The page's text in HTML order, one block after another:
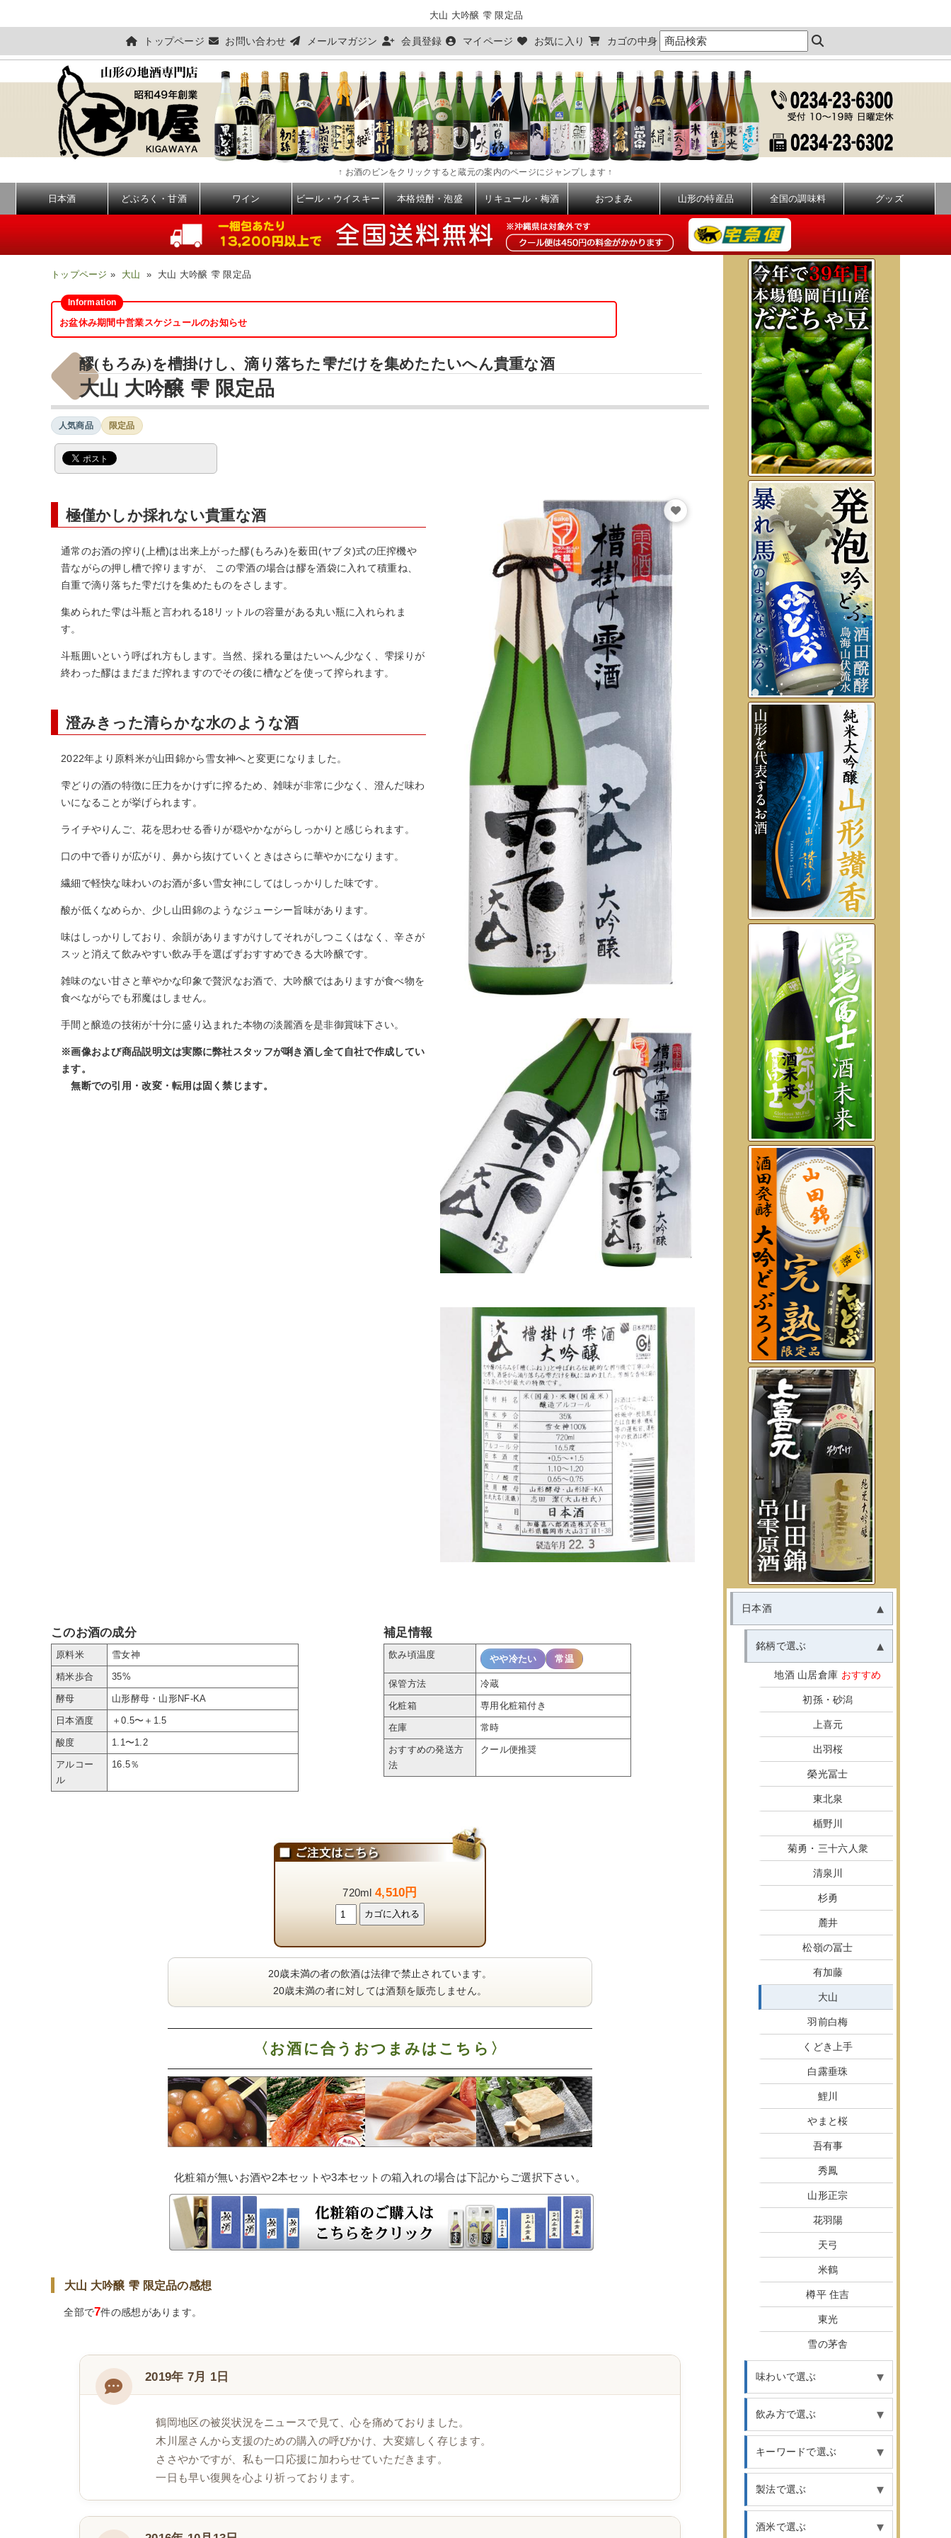
大山 大吟醸 雫 限定品
トップページ お問い合わせ メールマガジン 会員登録 マイページ お気に入り カゴの中身
↑ お酒のビンをクリックすると蔵元の案内のページにジャンプします ↑
日本酒 どぶろく・甘酒 ワイン ビール・ウイスキー 本格焼酎・泡盛 リキュール・梅酒 おつまみ 山形の特産品 全国の調味料 グッズ
トップページ » 大山 » 大山 大吟醸 雫 限定品
お盆休み期間中営業スケジュールのお知らせ
醪(もろみ)を槽掛けし、滴り落ちた雫だけを集めたたいへん貴重な酒
大山 大吟醸 雫 限定品
人気商品 限定品
極僅かしか採れない貴重な酒
通常のお酒の搾り(上槽)は出来上がった醪(もろみ)を薮田(ヤブタ)式の圧搾機や
昔ながらの押し槽で搾りますが、 この雫酒の場合は醪を酒袋に入れて積重ね、
自重で滴り落ちた雫だけを集めたものをさします。
集められた雫は斗瓶と言われる18リットルの容量がある丸い瓶に入れられま
す。
斗瓶囲いという呼ばれ方もします。当然、採れる量はたいへん少なく、雫採りが
終わった醪はまだまだ搾れますのでその後に槽などを使って搾られます。
澄みきった清らかな水のような酒
2022年より原料米が山田錦から雪女神へと変更になりました。
雫どりの酒の特徴に圧力をかけずに搾るため、雑味が非常に少なく、澄んだ味わ
いになることが挙げられます。
ライチやりんご、花を思わせる香りが穏やかながらしっかりと感じられます。
口の中で香りが広がり、鼻から抜けていくときはさらに華やかになります。
繊細で軽快な味わいのお酒が多い雪女神にしてはしっかりした味です。
酸が低くなめらか、少し山田錦のようなジューシー旨味があります。
味はしっかりしており、余韻がありますがけしてそれがしつこくはなく、辛さが
スッと消えて飲みやすい飲み手を選ばずおすすめできる大吟醸です。
雑味のない甘さと華やかな印象で贅沢なお酒で、大吟醸ではありますが食べ物を
食べながらでも邪魔はしません。
手間と醸造の技術が十分に盛り込まれた本物の淡麗酒を是非御賞味下さい。
※画像および商品説明文は実際に弊社スタッフが唎き酒し全て自社で作成してい
ます。
無断での引用・改変・転用は固く禁じます。
このお酒の成分
原料米 雪女神
精米歩合 35%
酵母 山形酵母・山形NF-KA
日本酒度 ＋0.5〜＋1.5
酸度 1.1〜1.2
アルコー
ル
16.5％
補足情報
飲み頃温度 やや冷たい 常温
保管方法 冷蔵
化粧箱 専用化粧箱付き
在庫 常時
おすすめの発送方
法
クール便推奨
720ml 4,510円
20歳未満の者の飲酒は法律で禁止されています。
20歳未満の者に対しては酒類を販売しません。
〈お酒に合うおつまみはこちら〉
化粧箱が無いお酒や2本セットや3本セットの箱入れの場合は下記からご選択下さい。
大山 大吟醸 雫 限定品の感想
全部で7件の感想があります。
2019年 7月 1日
鶴岡地区の被災状況をニュースで見て、心を痛めておりました。
木川屋さんから支援のための購入の呼びかけ、大変嬉しく存じます。
ささやかですが、私も一口応援に加わらせていただきます。
一日も早い復興を心より祈っております。
日本酒
銘柄で選ぶ
地酒 山居倉庫 おすすめ
初孫・砂潟
上喜元
出羽桜
榮光冨士
東北泉
楯野川
菊勇・三十六人衆
清泉川
杉勇
麓井
松嶺の冨士
有加藤
大山
羽前白梅
くどき上手
白露垂珠
鯉川
やまと桜
吾有事
秀鳳
山形正宗
花羽陽
天弓
米鶴
樽平 住吉
東光
雪の茅舎
味わいで選ぶ
飲み方で選ぶ
キーワードで選ぶ
製法で選ぶ
酒米で選ぶ